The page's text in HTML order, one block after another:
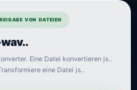
VON DATEIEN
Eine Datei konvertieren js..
eine Datei js..